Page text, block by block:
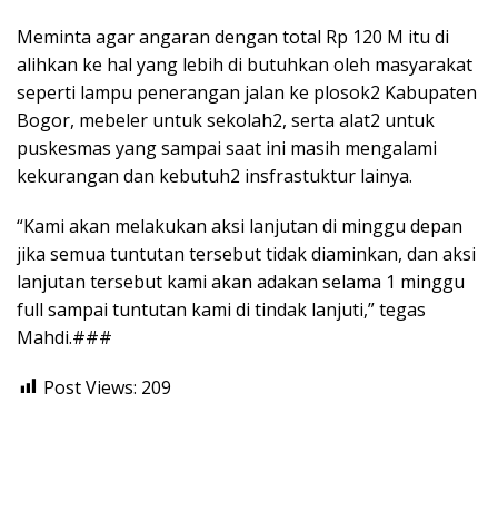
Meminta agar angaran dengan total Rp 120 M itu di
alihkan ke hal yang lebih di butuhkan oleh masyarakat
seperti lampu penerangan jalan ke plosok2 Kabupaten
Bogor, mebeler untuk sekolah2, serta alat2 untuk
puskesmas yang sampai saat ini masih mengalami
kekurangan dan kebutuh2 insfrastuktur lainya.
“Kami akan melakukan aksi lanjutan di minggu depan
jika semua tuntutan tersebut tidak diaminkan, dan aksi
lanjutan tersebut kami akan adakan selama 1 minggu
full sampai tuntutan kami di tindak lanjuti,” tegas
Mahdi.###
Post Views: 209